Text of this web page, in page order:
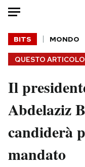
HOME
Italia
Politica
Tecnologia
Scienza
QUESTO
BITS MONDO
Il
Abdelaziz
candiderà
mandato